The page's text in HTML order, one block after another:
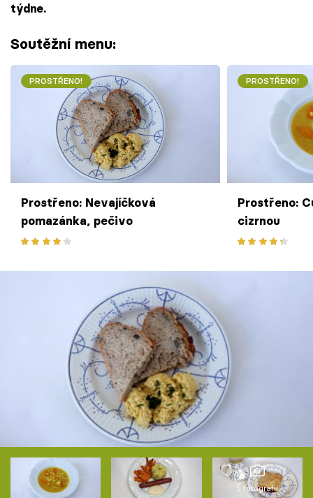
týdne.
Soutěžní menu:
PROSTŘENO!
Prostřeno: Nevajíčková
pomazánka, pečivo
PROSTŘENO!
Prostřeno:
cizrnou
5 fotografií